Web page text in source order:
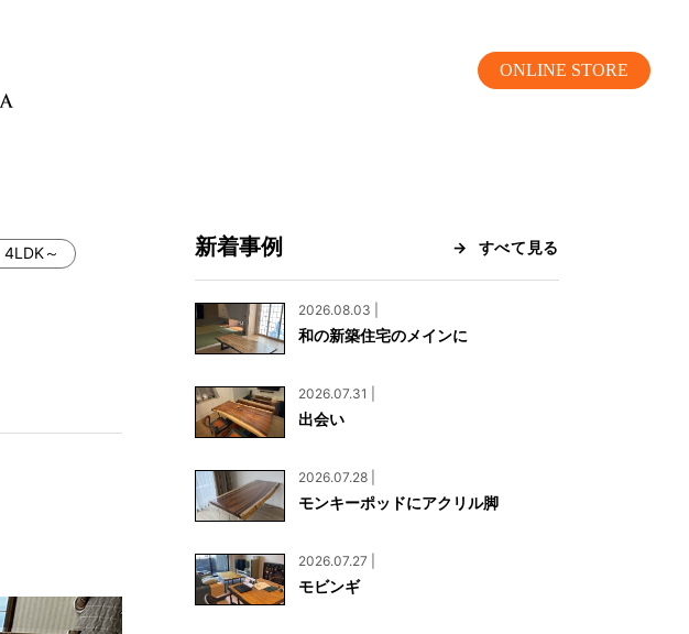
ONLINE STORE
全商品一覧
納品事例（店舗・オフィス）
INFORMATION
よくあるご質問
お問い合わせ
資料請求
お見積もり
工務店様・設計会社様向けお問い合わせ
一枚板買い取りに関して
～ 新着事例 すべて見る
2026.08.03 |
和の新築住宅のメインに
2026.07.31 |
出会い
2026.07.28 |
モンキーポッドにアクリル脚
2026.07.27 |
モビンギ